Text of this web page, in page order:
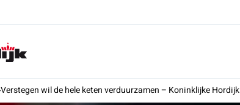
Verstegen wil de hele keten verduurzamen – Koninklijke Hordijk